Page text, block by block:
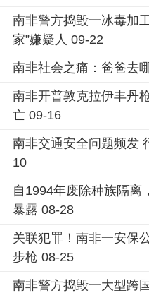
南非警方捣毁一冰毒加
家”嫌疑人 09-22
南非社会之痛：爸爸去
南非开普敦克拉伊丰丹
亡 09-16
南非交通安全问题频发
10
自1994年废除种族隔离
暴露 08-28
关联犯罪！南非一安保
步枪 08-25
南非警方捣毁一大型跨